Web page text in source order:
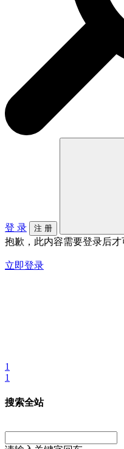
登 录 注 册
抱歉，此内容需要登录后才
立即登录
1
1
搜索全站